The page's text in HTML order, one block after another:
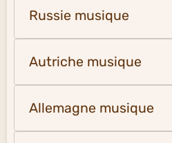
Russie musique
Autriche musique
Allemagne musique